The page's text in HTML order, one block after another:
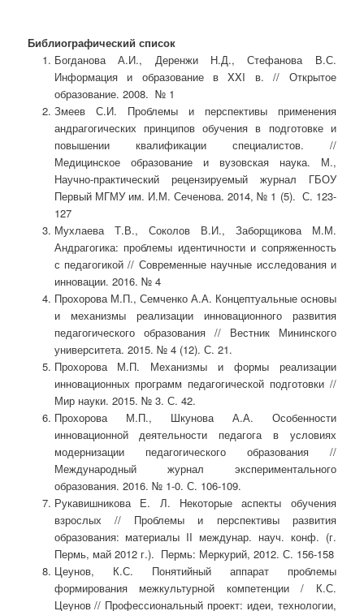
Библиографический список
Богданова А.И., Деренжи Н.Д., Стефанова В.С.
Информация и образование в XXI в. // Открытое
образование. 2008. № 1
Змеев С.И. Проблемы и перспективы применения
андрагогических принципов обучения в подготовке и
повышении квалификации специалистов. //
Медицинское образование и вузовская наука. М.,
Научно-практический рецензируемый журнал ГБОУ
Первый МГМУ им. И.М. Сеченова. 2014, № 1 (5). С. 123-
127
Мухлаева Т.В., Соколов В.И., Заборщикова М.М.
Андрагогика: проблемы идентичности и сопряженность
с педагогикой // Современные научные исследования и
инновации. 2016. № 4
Прохорова М.П., Семченко А.А. Концептуальные основы
и механизмы реализации инновационного развития
педагогического образования // Вестник Мининского
университета. 2015. № 4 (12). С. 21.
Прохорова М.П. Механизмы и формы реализации
инновационных программ педагогической подготовки //
Мир науки. 2015. № 3. С. 42.
Прохорова М.П., Шкунова А.А. Особенности
инновационной деятельности педагога в условиях
модернизации педагогического образования //
Международный журнал экспериментального
образования. 2016. № 1-0. С. 106-109.
Рукавишникова Е. Л. Некоторые аспекты обучения
взрослых // Проблемы и перспективы развития
образования: материалы II междунар. науч. конф. (г.
Пермь, май 2012 г.). Пермь: Меркурий, 2012. С. 156-158
Цеунов, К.С. Понятийный аппарат проблемы
формирования межкультурной компетенции / К.С.
Цеунов // Профессиональный проект: идеи, технологии,